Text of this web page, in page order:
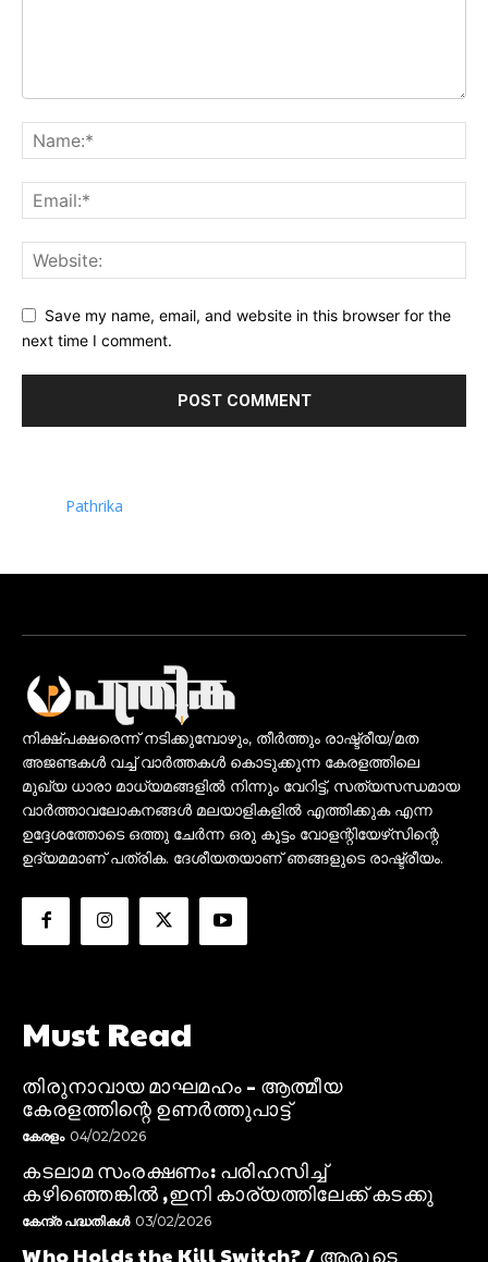
Save my name, email, and website in this browser for the
next time I comment.
Pathrika
നിക്ഷ്പക്ഷരെന്ന് നടിക്കുമ്പോഴും, തീർത്തും രാഷ്ട്രീയ/മത
അജണ്ടകൾ വച്ച് വാർത്തകൾ കൊടുക്കുന്ന കേരളത്തിലെ
മുഖ്യ ധാരാ മാധ്യമങ്ങളിൽ നിന്നും വേറിട്ട്, സത്യസന്ധമായ
വാർത്താവലോകനങ്ങൾ മലയാളികളിൽ എത്തിക്കുക എന്ന
ഉദ്ദേശത്തോടെ ഒത്തു ചേർന്ന ഒരു കൂട്ടം വോളന്റിയേഴ്‌സിന്റെ
ഉദ്യമമാണ് പത്രിക. ദേശീയതയാണ് ഞങ്ങളുടെ രാഷ്ട്രീയം.
Must Read
തിരുനാവായ മാഘമഹം – ആത്മീയ
കേരളത്തിന്റെ ഉണർത്തുപാട്ട്
കേരളം 04/02/2026
കടലാമ സംരക്ഷണം: പരിഹസിച്ച്
കഴിഞ്ഞെങ്കിൽ ,ഇനി കാര്യത്തിലേക്ക് കടക്കു
കേന്ദ്ര പദ്ധതികൾ 03/02/2026
Who Holds the Kill Switch? / ആരുടെ